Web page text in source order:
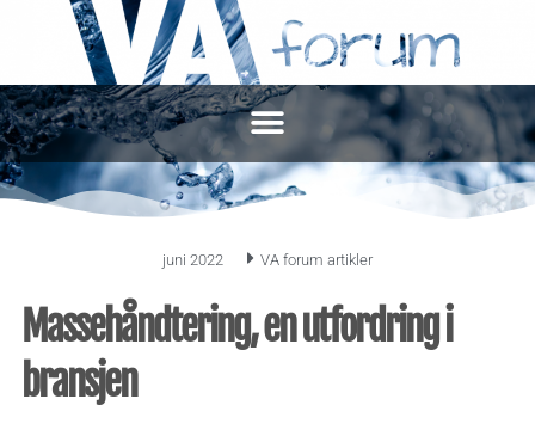
juni 2022 VA forum artikler
Massehåndtering, en utfordring i
bransjen